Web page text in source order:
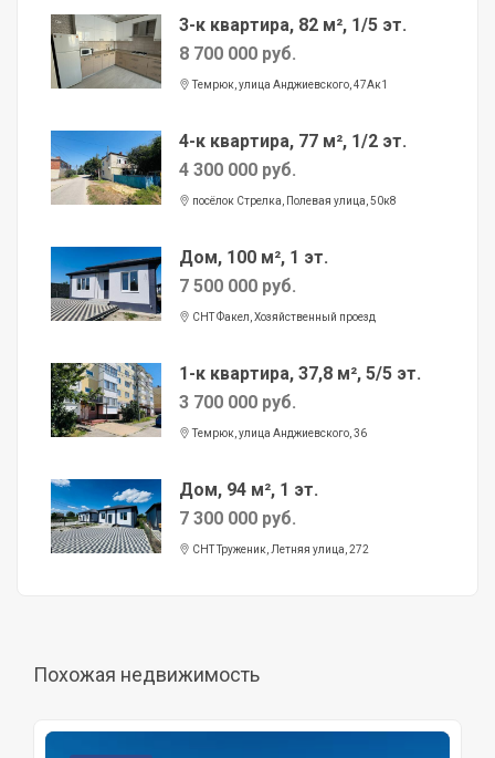
3-к квартира, 82 м², 1/5 эт.
8 700 000 руб.
Темрюк, улица Анджиевского, 47Ак1
4-к квартира, 77 м², 1/2 эт.
4 300 000 руб.
посёлок Стрелка, Полевая улица, 50к8
Дом, 100 м², 1 эт.
7 500 000 руб.
СНТ Факел, Хозяйственный проезд
1-к квартира, 37,8 м², 5/5 эт.
3 700 000 руб.
Темрюк, улица Анджиевского, 36
Дом, 94 м², 1 эт.
7 300 000 руб.
СНТ Труженик, Летняя улица, 272
Похожая недвижимость